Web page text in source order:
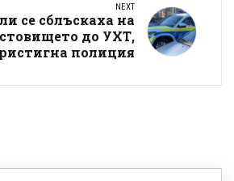
NEXT
се сблъскаха на
до УХТ,
полиция